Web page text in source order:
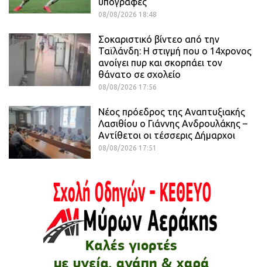
08/08/2026 18:48
Σοκαριστικό βίντεο από την
Ταϊλάνδη: Η στιγμή που ο 14χρονος
ανοίγει πυρ και σκορπάει τον
θάνατο σε σχολείο
08/08/2026 17:56
Νέος πρόεδρος της Αναπτυξιακής
Λασιθίου ο Γιάννης Ανδρουλάκης –
Αντίθετοι οι τέσσερις Δήμαρχοι
08/08/2026 17:51